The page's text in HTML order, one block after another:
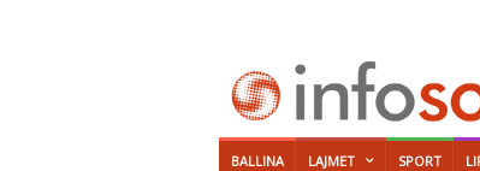
BALLINA LAJMET SPORT